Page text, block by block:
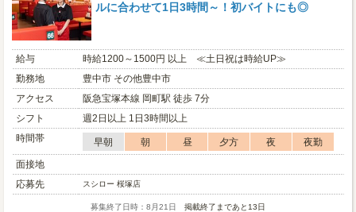
ルに合わせて1日3時間～！初バイトにも◎
給与
時給1200～1500円 以上 ≪土日祝は時給UP≫
勤務地
豊中市 その他豊中市
アクセス
阪急宝塚本線 岡町駅 徒歩 7分
シフト
週2日以上 1日3時間以上
時間帯
早朝 朝 昼 夕方 夜
夜勤
面接地
応募先
スシロー 桜塚店
募集終了日時：8月21日 掲載終了まであと13日